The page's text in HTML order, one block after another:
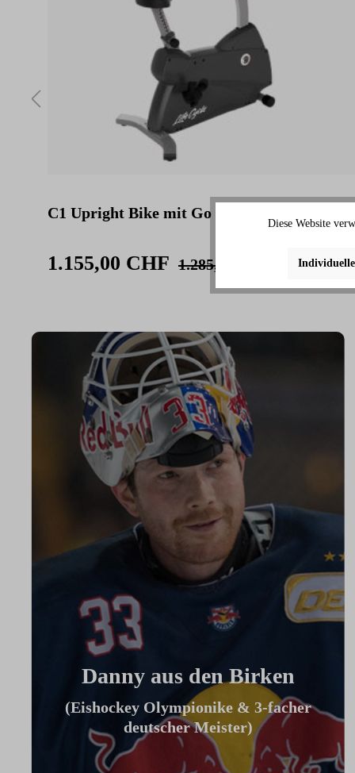
C1 Upright Bike mit Go Konsole
1.155,00 CHF 1.285,00 CHF
Danny aus den Birken
(Eishockey Olympionike & 3-facher
deutscher Meister)
"Ich benutze das Bike jeden Tag und es
Diese Website